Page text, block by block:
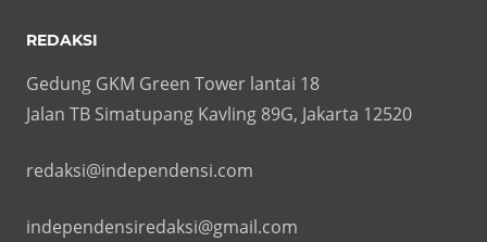
REDAKSI
Gedung GKM Green Tower lantai 18
Jalan TB Simatupang Kavling 89G, Jakarta 12520
redaksi@independensi.com
independensiredaksi@gmail.com